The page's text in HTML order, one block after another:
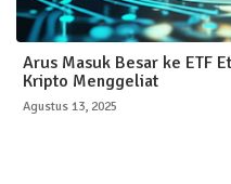
Arus Masuk Besar ke ETF
Kripto Menggeliat
Agustus 13, 2025